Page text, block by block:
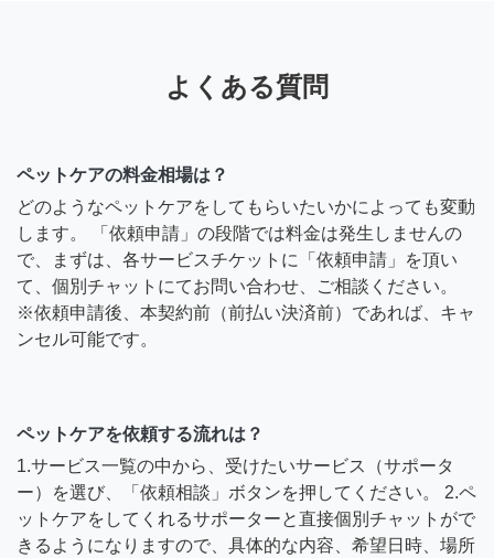
よくある質問
ペットケアの料金相場は？
どのようなペットケアをしてもらいたいかによっても変動
します。 「依頼申請」の段階では料金は発生しませんの
で、まずは、各サービスチケットに「依頼申請」を頂い
て、個別チャットにてお問い合わせ、ご相談ください。
※依頼申請後、本契約前（前払い決済前）であれば、キャ
ンセル可能です。
ペットケアを依頼する流れは？
1.サービス一覧の中から、受けたいサービス（サポータ
ー）を選び、「依頼相談」ボタンを押してください。 2.ペ
ットケアをしてくれるサポーターと直接個別チャットがで
きるようになりますので、具体的な内容、希望日時、場所